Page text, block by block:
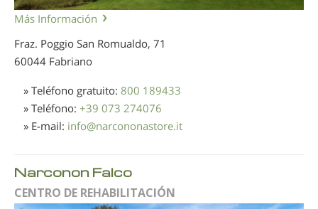
Más Información
Fraz. Poggio San Romualdo, 71
60044 Fabriano
» Teléfono gratuito: 800 189433
» Teléfono: +39 073 274076
» E-mail: info@narcononastore.it
Narconon Falco
CENTRO DE REHABILITACIÓN